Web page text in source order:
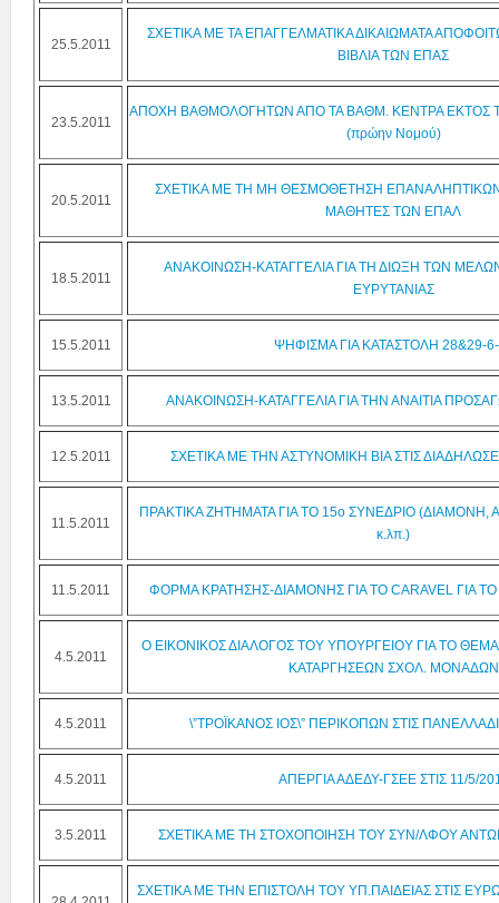
25.5.2011
ΣΧΕΤΙΚΑ ΜΕ ΤΑ ΕΠΑΓΓΕΛΜΑΤΙΚΑ ΔΙΚΑΙΩΜΑΤΑ
ΒΙΒΛΙΑ ΤΩΝ ΕΠΑΣ
23.5.2011
ΑΠΟΧΗ ΒΑΘΜΟΛΟΓΗΤΩΝ ΑΠΟ ΤΑ ΒΑΘΜ. ΚΕΝΤΡΑ ΕΚΤΟΣ
(πρώην Νομού)
20.5.2011
ΣΧΕΤΙΚΑ ΜΕ ΤΗ ΜΗ ΘΕΣΜΟΘΕΤΗΣΗ
ΜΑΘΗΤΕΣ ΤΩΝ ΕΠΑΛ
18.5.2011
ΑΝΑΚΟΙΝΩΣΗ-ΚΑΤΑΓΓΕΛΙΑ ΓΙΑ ΤΗ ΔΙΩΞΗ ΤΩΝ
ΕΥΡΥΤΑΝΙΑΣ
15.5.2011 ΨΗΦΙΣΜΑ ΓΙΑ ΚΑΤΑΣΤΟΛΗ 28&29-
13.5.2011 ΑΝΑΚΟΙΝΩΣΗ-ΚΑΤΑΓΓΕΛΙΑ ΓΙΑ ΤΗΝ ΑΝΑΙΤΙΑ
12.5.2011 ΣΧΕΤΙΚΑ ΜΕ ΤΗΝ ΑΣΤΥΝΟΜΙΚΗ ΒΙΑ ΣΤΙΣ
11.5.2011
ΠΡΑΚΤΙΚΑ ΖΗΤΗΜΑΤΑ ΓΙΑ ΤΟ 15ο ΣΥΝΕΔΡΙΟ
κ.λπ.)
11.5.2011 ΦΟΡΜΑ ΚΡΑΤΗΣΗΣ-ΔΙΑΜΟΝΗΣ ΓΙΑ ΤΟ CARAVEL ΓΙΑ
4.5.2011
Ο ΕΙΚΟΝΙΚΟΣ ΔΙΑΛΟΓΟΣ ΤΟΥ ΥΠΟΥΡΓΕΙΟΥ ΓΙΑ ΤΟ
ΚΑΤΑΡΓΗΣΕΩΝ ΣΧΟΛ. ΜΟΝΑΔΩΝ
4.5.2011 \”ΤΡΟΪΚΑΝΟΣ ΙΟΣ\” ΠΕΡΙΚΟΠΩΝ ΣΤΙΣ
4.5.2011 ΑΠΕΡΓΙΑ ΑΔΕΔΥ-ΓΣΕΕ ΣΤΙΣ 11/5/
3.5.2011 ΣΧΕΤΙΚΑ ΜΕ ΤΗ ΣΤΟΧΟΠΟΙΗΣΗ ΤΟΥ ΣΥΝ/ΛΦΟΥ
ΣΧΕΤΙΚΑ ΜΕ ΤΗΝ ΕΠΙΣΤΟΛΗ ΤΟΥ ΥΠ.ΠΑΙΔΕΙΑΣ ΣΤΙΣ